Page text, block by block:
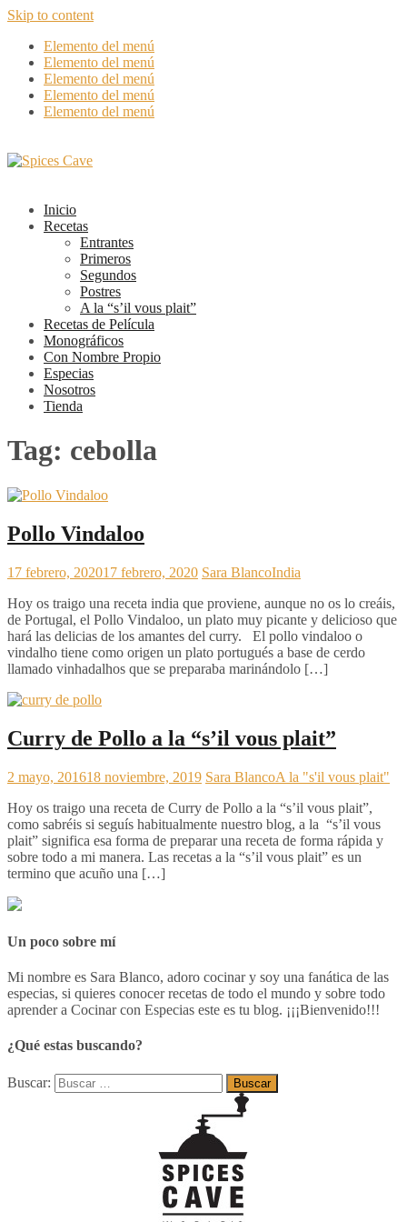
Skip to content
Elemento del menú
Elemento del menú
Elemento del menú
Elemento del menú
Elemento del menú
Inicio
Recetas
Entrantes
Primeros
Segundos
Postres
A la “s’il vous plait”
Recetas de Película
Monográficos
Con Nombre Propio
Especias
Nosotros
Tienda
Tag: cebolla
Pollo Vindaloo
17 febrero, 202017 febrero, 2020 Sara BlancoIndia
Hoy os traigo una receta india que proviene, aunque no os lo creáis,
de Portugal, el Pollo Vindaloo, un plato muy picante y delicioso que
hará las delicias de los amantes del curry. El pollo vindaloo o
vindalho tiene como origen un plato portugués a base de cerdo
llamado vinhadalhos que se preparaba marinándolo […]
Curry de Pollo a la “s’il vous plait”
2 mayo, 201618 noviembre, 2019 Sara BlancoA la "s'il vous plait"
Hoy os traigo una receta de Curry de Pollo a la “s’il vous plait”,
como sabréis si seguís habitualmente nuestro blog, a la “s’il vous
plait” significa esa forma de preparar una receta de forma rápida y
sobre todo a mi manera. Las recetas a la “s’il vous plait” es un
termino que acuño una […]
Un poco sobre mí
Mi nombre es Sara Blanco, adoro cocinar y soy una fanática de las
especias, si quieres conocer recetas de todo el mundo y sobre todo
aprender a Cocinar con Especias este es tu blog. ¡¡¡Bienvenido!!!
¿Qué estas buscando?
Buscar: